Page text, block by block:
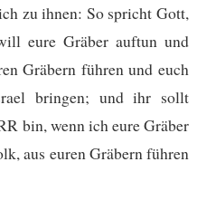
zu ihnen: So spricht Gott,
eure Gräber auftun und
Gräbern führen und euch
bringen; und ihr sollt
bin, wenn ich eure Gräber
aus euren Gräbern führen